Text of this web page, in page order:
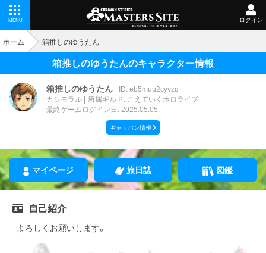
MENU ログイン
ホーム 箱推しのゆうたん
箱推しのゆうたんのキャラクター情報
箱推しのゆうたん
ID: eb5muu2cyvzq
カシモラル
所属ギルド: こえていくホロライブ
最終ゲームログイン日: 2025.05.05
キャラバン情報
マイページ 旅日誌 図鑑
自己紹介
よろしくお願いします。